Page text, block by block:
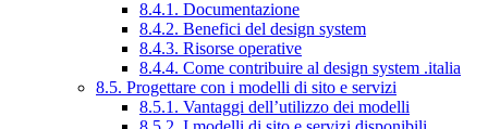
8.4.1. Documentazione
8.4.2. Benefici del design system
8.4.3. Risorse operative
8.4.4. Come contribuire al design system .italia
8.5. Progettare con i modelli di sito e servizi
8.5.1. Vantaggi dell’utilizzo dei modelli